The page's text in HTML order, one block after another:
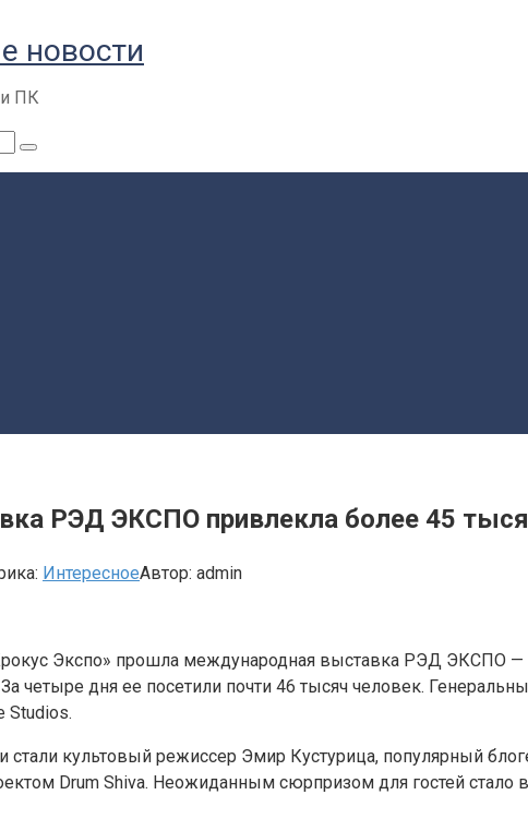
новости
и ПК
РЭД ЭКСПО привлекла более 45
ИнтересноеАвтор: admin
Экспо» прошла международная выставка РЭД ЭКСПО —
четыре дня ее посетили почти 46 тысяч человек.
Studios.
культовый режиссер Эмир Кустурица, популярный
Drum Shiva. Неожиданным сюрпризом для гостей стало